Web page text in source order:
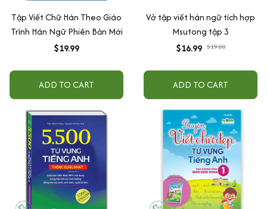
Tập Viết Chữ Hán Theo Giáo
Trình Hán Ngữ Phiên Bản Mới
$19.99
ADD TO CART
Vở tập viết hán ngữ tích hợp
Msutong tập 3
$16.99 $19.00
ADD TO CART